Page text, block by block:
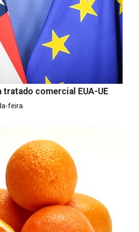
tratado comercial EUA-UE
feira